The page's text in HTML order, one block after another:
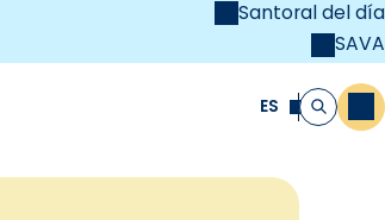
Santoral del día
SAVA
ES Buscar